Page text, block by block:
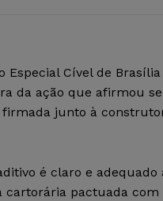
Especial Cível de
da ação que afirmou
firmada junto à
é claro e
cartorária pactuada